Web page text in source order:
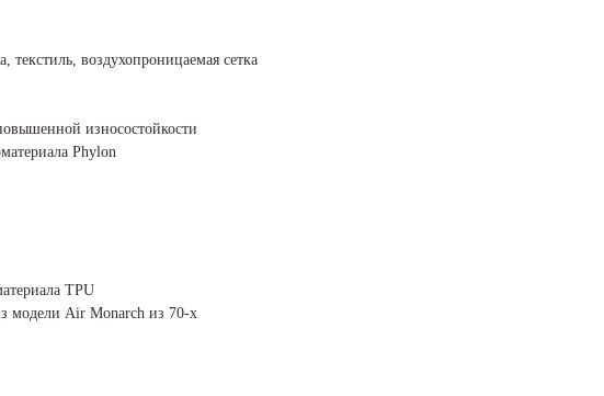
текстиль, воздухопроницаемая сетка
износостойкости
Phylon
TPU
модели Air Monarch из 70-х